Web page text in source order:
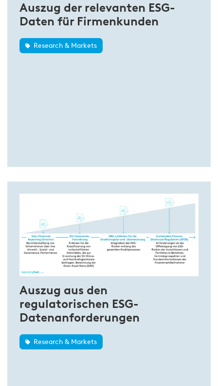
Auszug der relevanten ESG-
Daten für Firmenkunden
Research & Markets
Auszug aus den
regulatorischen ESG-
Datenanforderungen
Research & Markets